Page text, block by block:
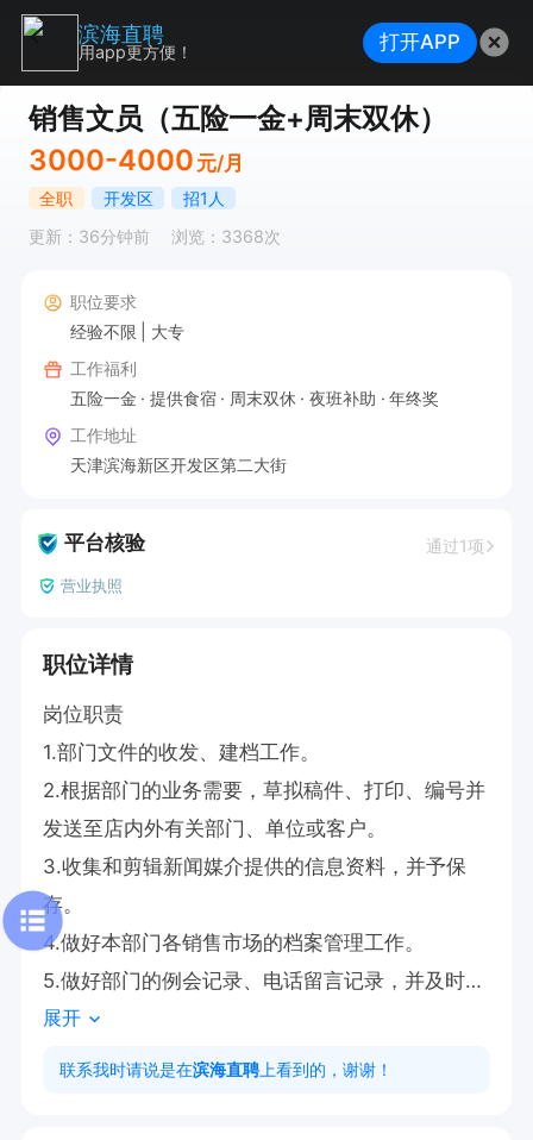
销售文员（五险一金+周末双休）
3000-4000 元/月
全职 开发区
招1人
更新：36分钟前
浏览：3368次
职位要求
经验不限
大专
工作福利
五险一金
提供食宿 周末双休 夜班补助
年终奖
工作地址
天津滨海新区开发区第二大街
平台核验 通过1项
营业执照
职位详情
岗位职责
1.部门文件的收发、建档工作。
2.根据部门的业务需要，草拟稿件、打印、编号并
发送至店内外有关部门、单位或客户。
3.收集和剪辑新闻媒介提供的信息资料，并予保
存。
4.做好本部门各销售市场的档案管理工作。
5.做好部门的例会记录、电话留言记录，并及时通
知当事人员。
6.编制部门员工的每月考勤。
展开
联系我时请说是在滨海直聘 上看到的，谢谢！
滨海直聘
用app更方便！ 打开APP